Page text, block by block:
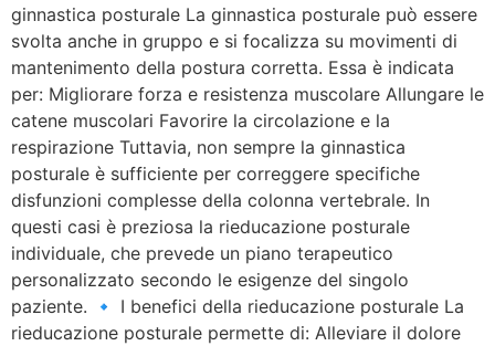
ginnastica posturale La ginnastica posturale può essere
svolta anche in gruppo e si focalizza su movimenti di
mantenimento della postura corretta. Essa è indicata
per: Migliorare forza e resistenza muscolare Allungare le
catene muscolari Favorire la circolazione e la
respirazione Tuttavia, non sempre la ginnastica
posturale è sufficiente per correggere specifiche
disfunzioni complesse della colonna vertebrale. In
questi casi è preziosa la rieducazione posturale
individuale, che prevede un piano terapeutico
personalizzato secondo le esigenze del singolo
paziente. 🔹 I benefici della rieducazione posturale La
rieducazione posturale permette di: Alleviare il dolore